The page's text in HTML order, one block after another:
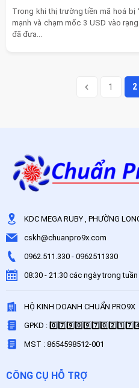
Trong khi thị trường tiền mã hoá bị
mạnh và chạm mốc 3 USD vào
đã đưa...
1 2
KDC MEGA RUBY , PHƯỜNG
cskh@chuanpro9x.com
0962.511.330 - 0962511330
08:30 - 21:30 các ngày trong tuần
HỘ KINH DOANH CHUẨN PRO9X
GPKD :
MST : 8654598512-001
CÔNG CỤ HỖ TRỢ